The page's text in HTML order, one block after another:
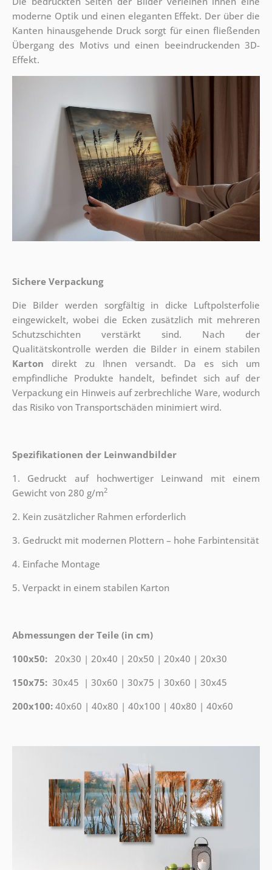
moderne Optik und einen eleganten Effekt. Der über die
Kanten hinausgehende Druck sorgt für einen fließenden
Übergang des Motivs und einen beeindruckenden 3D-
Effekt.
Sichere Verpackung
Die Bilder werden sorgfältig in dicke Luftpolsterfolie
eingewickelt, wobei die Ecken zusätzlich mit mehreren
Schutzschichten verstärkt sind. Nach der
Qualitätskontrolle werden die Bilder in einem stabilen
Karton direkt zu Ihnen versandt. Da es sich um
empfindliche Produkte handelt, befindet sich auf der
Verpackung ein Hinweis auf zerbrechliche Ware, wodurch
das Risiko von Transportschäden minimiert wird.
Spezifikationen der Leinwandbilder
1. Gedruckt auf hochwertiger Leinwand mit einem
Gewicht von 280 g/m2
2. Kein zusätzlicher Rahmen erforderlich
3. Gedruckt mit modernen Plottern – hohe Farbintensität
4. Einfache Montage
5. Verpackt in einem stabilen Karton
Abmessungen der Teile (in cm)
100x50: 20x30 | 20x40 | 20x50 | 20x40 | 20x30
150x75: 30x45 | 30x60 | 30x75 | 30x60 | 30x45
200x100: 40x60 | 40x80 | 40x100 | 40x80 | 40x60